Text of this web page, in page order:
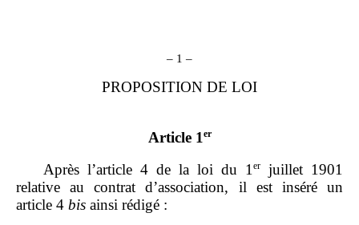
– 1 –
PROPOSITION DE LOI
Article 1er
Après l’article 4 de la loi du 1 er
juillet 1901
relative au contrat d’association, il est inséré un
article 4 bis ainsi rédigé :